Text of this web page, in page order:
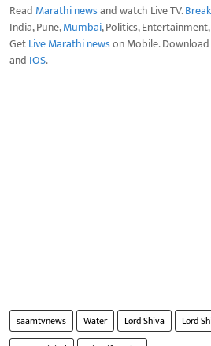
Read Marathi newsand watch Live TV.
India, Pune,Mumbai, Politics,
GetLive Marathi newson Mobile.
and IOS.
saamtvnews Water Lord Shiva Lord